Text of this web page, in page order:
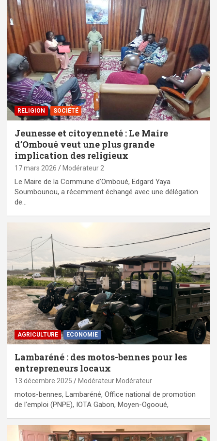
RELIGION SOCIÉTÉ
Jeunesse et citoyenneté : Le Maire
d’Omboué veut une plus grande
implication des religieux
17 mars 2026 Modérateur 2
Le Maire de la Commune d’Omboué, Edgard Yaya
Soumbounou, a récemment échangé avec une délégation
de…
AGRICULTURE ECONOMIE
Lambaréné : des motos-bennes pour les
entrepreneurs locaux
13 décembre 2025 Modérateur Modérateur
motos-bennes, Lambaréné, Office national de promotion
de l’emploi (PNPE), IOTA Gabon, Moyen-Ogooué,